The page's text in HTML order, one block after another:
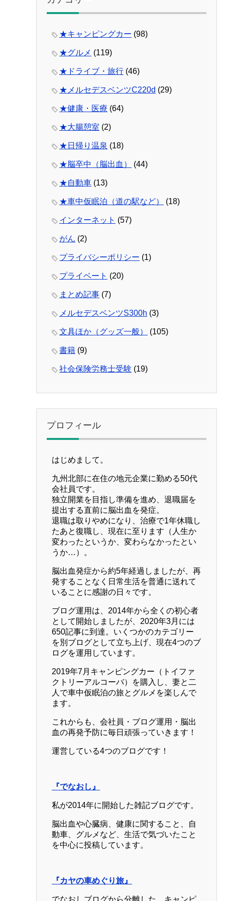
★キャンピングカー (98)
★グルメ (119)
★ドライブ・旅行 (46)
★メルセデスベンツC220d (29)
★健康・医療 (64)
★大腸憩室 (2)
★日帰り温泉 (18)
★脳卒中（脳出血） (44)
★自動車 (13)
★車中仮眠泊（道の駅など） (18)
インターネット (57)
がん (2)
プライバシーポリシー (1)
プライベート (20)
まとめ記事 (7)
メルセデスベンツS300h (3)
文具ほか（グッズ一般） (105)
書籍 (9)
社会保険労務士受験 (19)
プロフィール
はじめまして。
九州北部に在住の地元企業に勤める50代
会社員です。
独立開業を目指し準備を進め、退職届を
提出する直前に脳出血を発症。
退職は取りやめになり、治療で1年休職し
たあと復職し、現在に至ります（人生か
変わったというか、変わらなかったとい
うか…）。
脳出血発症から約5年経過しましたが、再
発することなく日常生活を普通に送れて
いることに感謝の日々です。
ブログ運用は、2014年から全くの初心者
として開始しましたが、2020年3月には
650記事に到達。いくつかのカテゴリー
を別ブログとして立ち上げ、現在4つのブ
ログを運用しています。
2019年7月キャンピングカー（トイファ
クトリーアルコーバ）を購入し、妻と二
人で車中仮眠泊の旅とグルメを楽しんで
ます。
これからも、会社員・ブログ運用・脳出
血の再発予防に毎日頑張っていきます！
運営している4つのブログです！
『でなおし』
私が2014年に開始した雑記ブログです。
脳出血や心臓病、健康に関すること、自
動車、グルメなど、生活で気づいたこと
を中心に投稿しています。
『カヤの車めぐり旅』
でなおしブログから分離した、キャンピ